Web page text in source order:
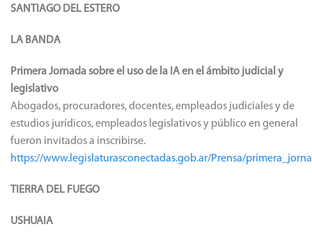
SANTIAGO DEL ESTERO
LA BANDA
Primera Jornada sobre el uso de la IA en el ámbito judicial y
legislativo
Abogados, procuradores, docentes, empleados judiciales y de
estudios jurídicos, empleados legislativos y público en general
fueron invitados a inscribirse.
https://www.legislaturasconectadas.gob.ar/Prensa/
TIERRA DEL FUEGO
USHUAIA